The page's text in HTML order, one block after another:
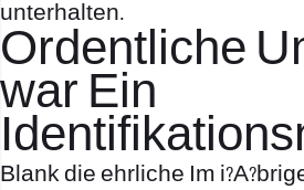
unterhalten.
Ordentliche
war Ein
Blank die ehrliche Im